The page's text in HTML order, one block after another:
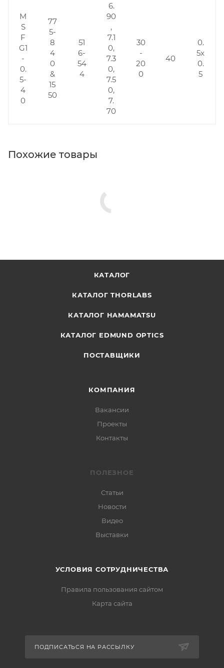
M
S
F
G1
-
0.
5-
4
0
77
5-
8
4
0
&
15
50
51
6-
54
4
6.
90
,
7.1
0,
7.3
0,
7.5
0,
7.
70
30
-
20
0
40
0.
5x
0.
5
Похожие товары
КАТАЛОГ
КАТАЛОГ THORLABS
КАТАЛОГ HAMAMATSU
КАТАЛОГ EDMUND OPTICS
ПОСТАВЩИКИ
КОМПАНИЯ
Вакансии
Проекты
Контакты
ПОЛЕЗНОЕ
Статьи
Новости
Видео
Выставки
УСЛОВИЯ СОТРУДНИЧЕСТВА
Правила пользования сайтом
Карта сайта
ПОДПИСАТЬСЯ НА РАССЫЛКУ